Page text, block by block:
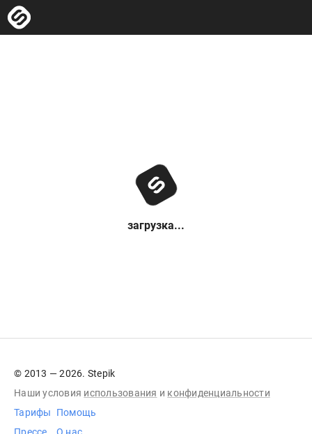
загрузка...
© 2013 — 2026. Stepik
Наши условия использования и конфиденциальности
Тарифы
Помощь